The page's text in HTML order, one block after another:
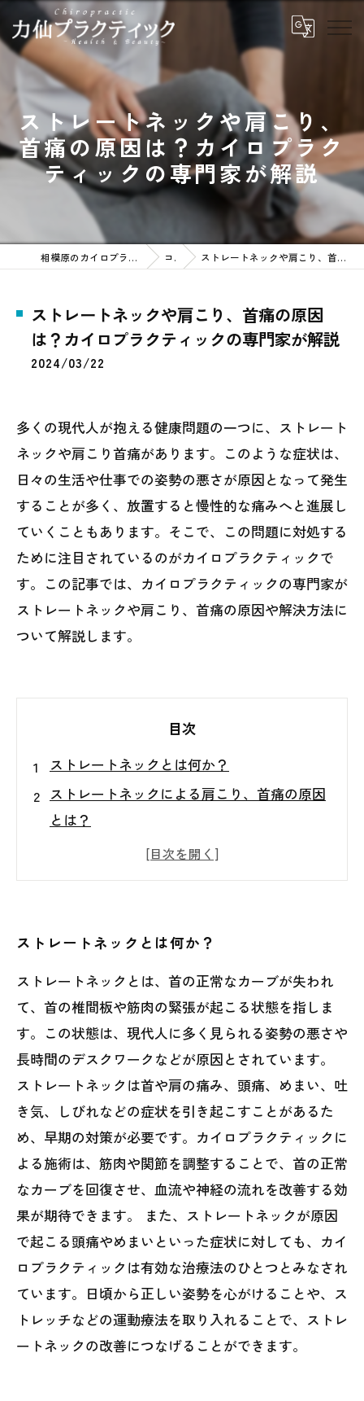
ストレートネックや肩こり、
首痛の原因は？カイロプラク
ティックの専門家が解説
相模原のカイロプラクティックなら力仙プラクティック コラム ストレートネックや肩こり、首痛の原因は？カイロプラクティックの専門家が解説
ストレートネックや肩こり、首痛の原因
は？カイロプラクティックの専門家が解説
2024/03/22
多くの現代人が抱える健康問題の一つに、ストレート
ネックや肩こり首痛があります。このような症状は、
日々の生活や仕事での姿勢の悪さが原因となって発生
することが多く、放置すると慢性的な痛みへと進展し
ていくこともあります。そこで、この問題に対処する
ために注目されているのがカイロプラクティックで
す。この記事では、カイロプラクティックの専門家が
ストレートネックや肩こり、首痛の原因や解決方法に
ついて解説します。
目次
ストレートネックとは何か？
ストレートネックによる肩こり、首痛の原因
とは？
カイロプラクティックとはどのような施術方
法か？
ストレートネックとは何か？
ストレートネックとは、首の正常なカーブが失われ
て、首の椎間板や筋肉の緊張が起こる状態を指しま
す。この状態は、現代人に多く見られる姿勢の悪さや
長時間のデスクワークなどが原因とされています。
ストレートネックは首や肩の痛み、頭痛、めまい、吐
き気、しびれなどの症状を引き起こすことがあるた
め、早期の対策が必要です。カイロプラクティックに
よる施術は、筋肉や関節を調整することで、首の正常
なカーブを回復させ、血流や神経の流れを改善する効
果が期待できます。 また、ストレートネックが原因
で起こる頭痛やめまいといった症状に対しても、カイ
ロプラクティックは有効な治療法のひとつとみなされ
ています。日頃から正しい姿勢を心がけることや、ス
トレッチなどの運動療法を取り入れることで、ストレ
ートネックの改善につなげることができます。